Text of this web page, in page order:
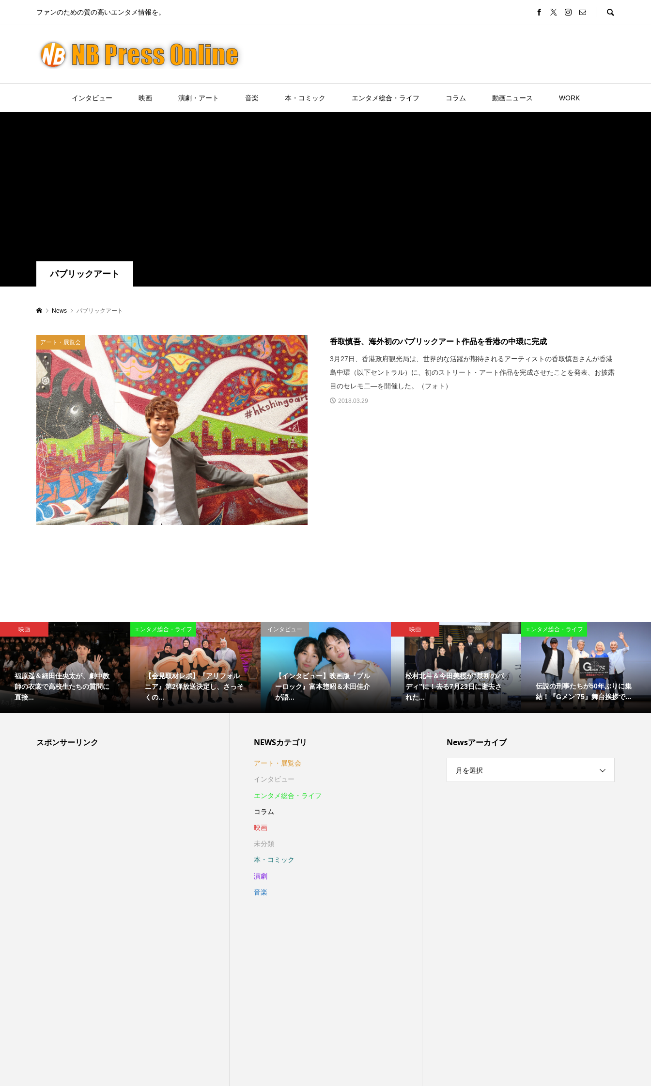
ファンのための質の高いエンタメ情報を。
インタビュー 映画 演劇・アート 音楽 本・コミック エンタメ総合・ライフ コラム 動画ニュース WORK
パブリックアート
News パブリックアート
アート・展覧会 香取慎吾、海外初のパブリックアート作品を香港の中環に完成
3月27日、香港政府観光局は、世界的な活躍が期待されるアーティストの香取慎吾さんが香港
島中環（以下セントラル）に、初のストリート・アート作品を完成させたことを発表、お披露
目のセレモ二―を開催した。（フォト）
2018.03.29
映画
福原遥＆細田佳央太が、劇中教
師の衣裳で高校生たちの質問に
直接...
エンタメ総合・ライフ
【会見取材レポ】『アリフォル
ニア』第2弾放送決定し、さっそ
くの...
インタビュー
【インタビュー】映画版『ブル
ーロック』富本惣昭＆木田佳介
が語...
映画
松村北斗＆今田美桜が“禁断のバ
ディ”に！去る7月23日に逝去さ
れた...
エンタメ総合・ライフ
伝説の刑事たちが50年ぶりに集
結！『Gメン’75』舞台挨拶で...
スポンサーリンク NEWSカテゴリ
アート・展覧会
インタビュー
エンタメ総合・ライフ
コラム
映画
未分類
本・コミック
演劇
音楽
Newsアーカイブ
月を選択